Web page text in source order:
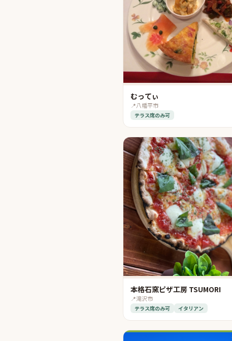
むってぃ
📍八幡平市
テラス席のみ可
本格石窯ピザ工房 TSUMORI
📍滝沢市
テラス席のみ可 イタリアン